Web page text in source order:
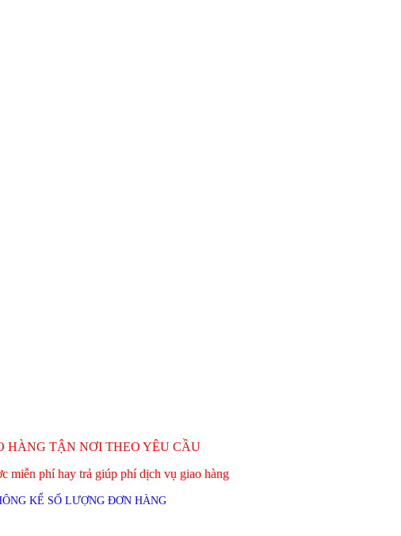
TẬN NƠI THEO YÊU CẦU
miễn phí hay trả giúp phí dịch vụ giao hàng
KỂ SỐ LƯỢNG ĐƠN HÀNG